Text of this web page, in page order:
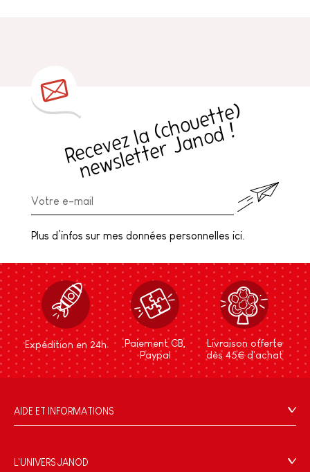
R
e
c
e
v
e
z
l
a
(
c
h
o
u
e
t
t
e
)
n
e
w
sl
e
t
t
e
r
J
a
n
o
d
!
Plus d’infos sur mes données personnelles ici.
Expédition en 24h
Paiement CB,
Paypal
Livraison offerte
dès 45€ d'achat
AIDE ET INFORMATIONS
FAQ
L'UNIVERS JANOD